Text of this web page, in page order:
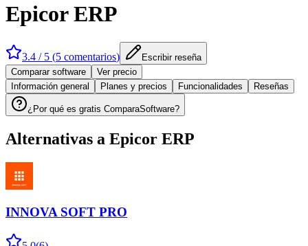
Epicor ERP
3.4 / 5 (5 comentarios)
Escribir reseña
Comparar software
Ver precio
Información general
Planes y precios Funcionalidades Reseñas
¿Por qué es gratis ComparaSoftware?
Alternativas a Epicor ERP
INNOVA SOFT PRO